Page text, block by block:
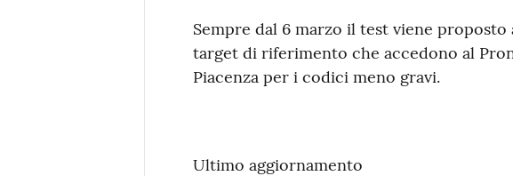
Sempre dal 6 marzo il test viene
target di riferimento che accedono al
Piacenza per i codici meno gravi.
Ultimo aggiornamento